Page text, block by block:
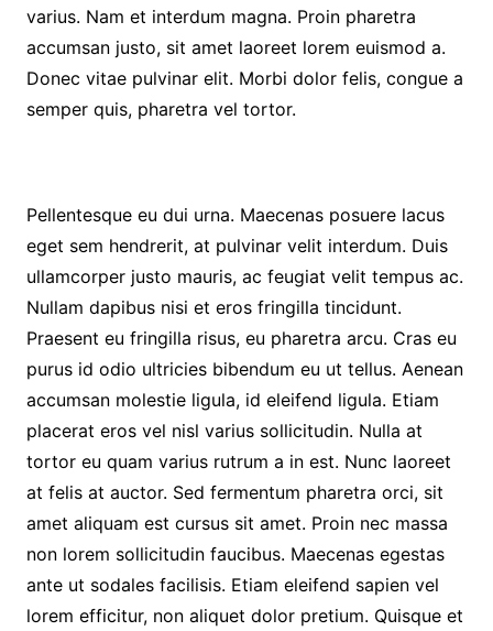
varius. Nam et interdum magna. Proin pharetra
accumsan justo, sit amet laoreet lorem euismod a.
Donec vitae pulvinar elit. Morbi dolor felis, congue a
semper quis, pharetra vel tortor.
Pellentesque eu dui urna. Maecenas posuere lacus
eget sem hendrerit, at pulvinar velit interdum. Duis
ullamcorper justo mauris, ac feugiat velit tempus ac.
Nullam dapibus nisi et eros fringilla tincidunt.
Praesent eu fringilla risus, eu pharetra arcu. Cras eu
purus id odio ultricies bibendum eu ut tellus. Aenean
accumsan molestie ligula, id eleifend ligula. Etiam
placerat eros vel nisl varius sollicitudin. Nulla at
tortor eu quam varius rutrum a in est. Nunc laoreet
at felis at auctor. Sed fermentum pharetra orci, sit
amet aliquam est cursus sit amet. Proin nec massa
non lorem sollicitudin faucibus. Maecenas egestas
ante ut sodales facilisis. Etiam eleifend sapien vel
lorem efficitur, non aliquet dolor pretium. Quisque et